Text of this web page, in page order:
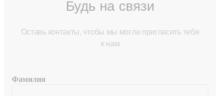
Будь на связи
Оставь контакты, чтобы мы могли пригласить тебя
к нам
Фамилия